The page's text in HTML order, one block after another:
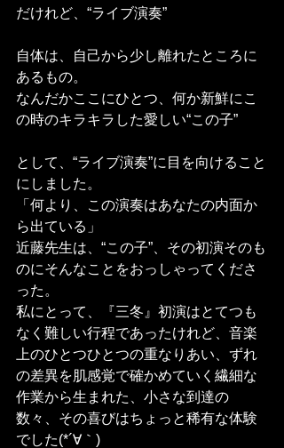
だけれど、“ライブ演奏”
自体は、自己から少し離れたところに
あるもの。
なんだかここにひとつ、何か新鮮にこ
の時のキラキラした愛しい“この子”
として、“ライブ演奏”に目を向けること
にしました。
「何より、この演奏はあなたの内面か
ら出ている」
近藤先生は、“この子”、その初演そのも
のにそんなことをおっしゃってくださ
った。
私にとって、『三冬』初演はとてつも
なく難しい行程であったけれど、音楽
上のひとつひとつの重なりあい、ずれ
の差異を肌感覚で確かめていく繊細な
作業から生まれた、小さな到達の
数々、その喜びはちょっと稀有な体験
でした(*´∀｀)